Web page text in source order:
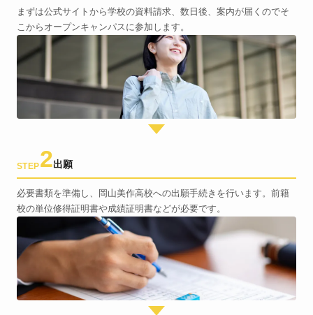
まずは公式サイトから学校の資料請求、数日後、案内が届くのでそ
こからオープンキャンパスに参加します。
STEP2出願
必要書類を準備し、岡山美作高校への出願手続きを行います。前籍
校の単位修得証明書や成績証明書などが必要です。